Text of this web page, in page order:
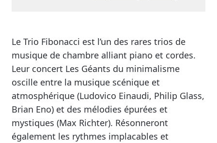
Le Trio Fibonacci est l’un des rares trios de
musique de chambre alliant piano et cordes.
Leur concert Les Géants du minimalisme
oscille entre la musique scénique et
atmosphérique (Ludovico Einaudi, Philip Glass,
Brian Eno) et des mélodies épurées et
mystiques (Max Richter). Résonneront
également les rythmes implacables et